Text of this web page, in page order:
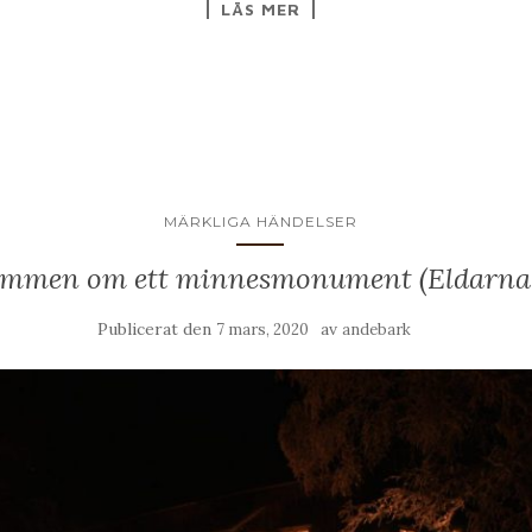
LÄS MER
MÄRKLIGA HÄNDELSER
om ett minnesmonument (Eldarna
Publicerat den 7 mars, 2020 av andebark